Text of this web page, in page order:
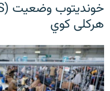
هرکلی کوي